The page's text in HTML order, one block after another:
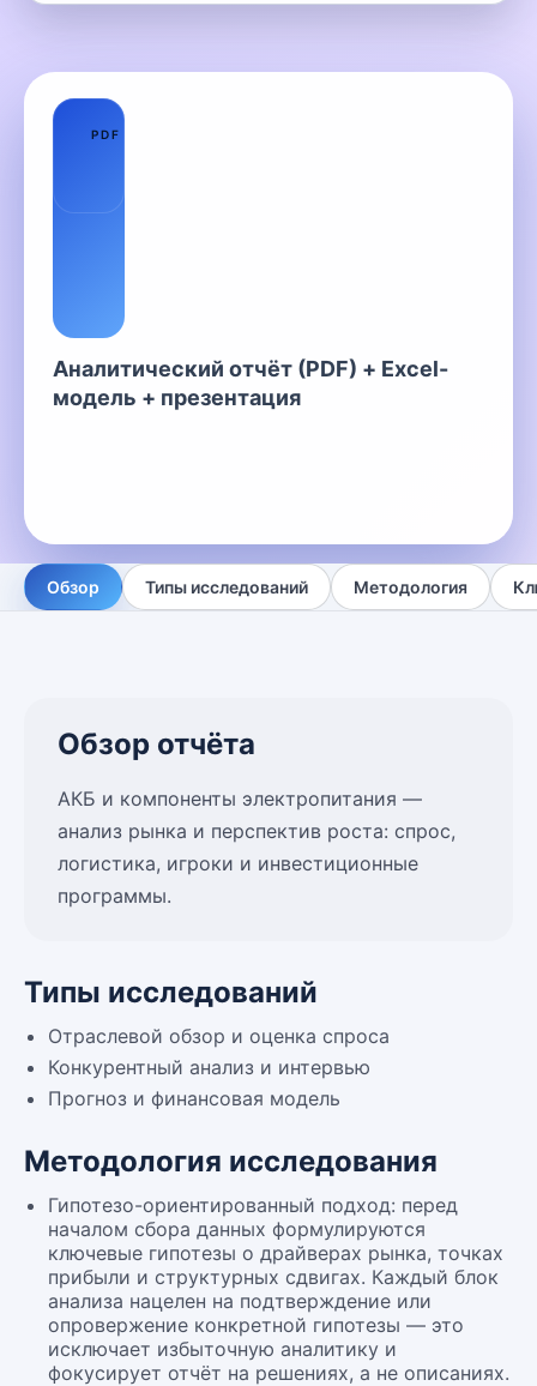
PDF
Аналитический отчёт (PDF) + Excel-
модель + презентация
Обзор Типы исследований Методология
Обзор отчёта
АКБ и компоненты электропитания —
анализ рынка и перспектив роста: спрос,
логистика, игроки и инвестиционные
программы.
Типы исследований
Отраслевой обзор и оценка спроса
Конкурентный анализ и интервью
Прогноз и финансовая модель
Методология исследования
Гипотезо-ориентированный подход: перед
началом сбора данных формулируются
ключевые гипотезы о драйверах рынка, точках
прибыли и структурных сдвигах. Каждый блок
анализа нацелен на подтверждение или
опровержение конкретной гипотезы — это
исключает избыточную аналитику и
фокусирует отчёт на решениях, а не описаниях.